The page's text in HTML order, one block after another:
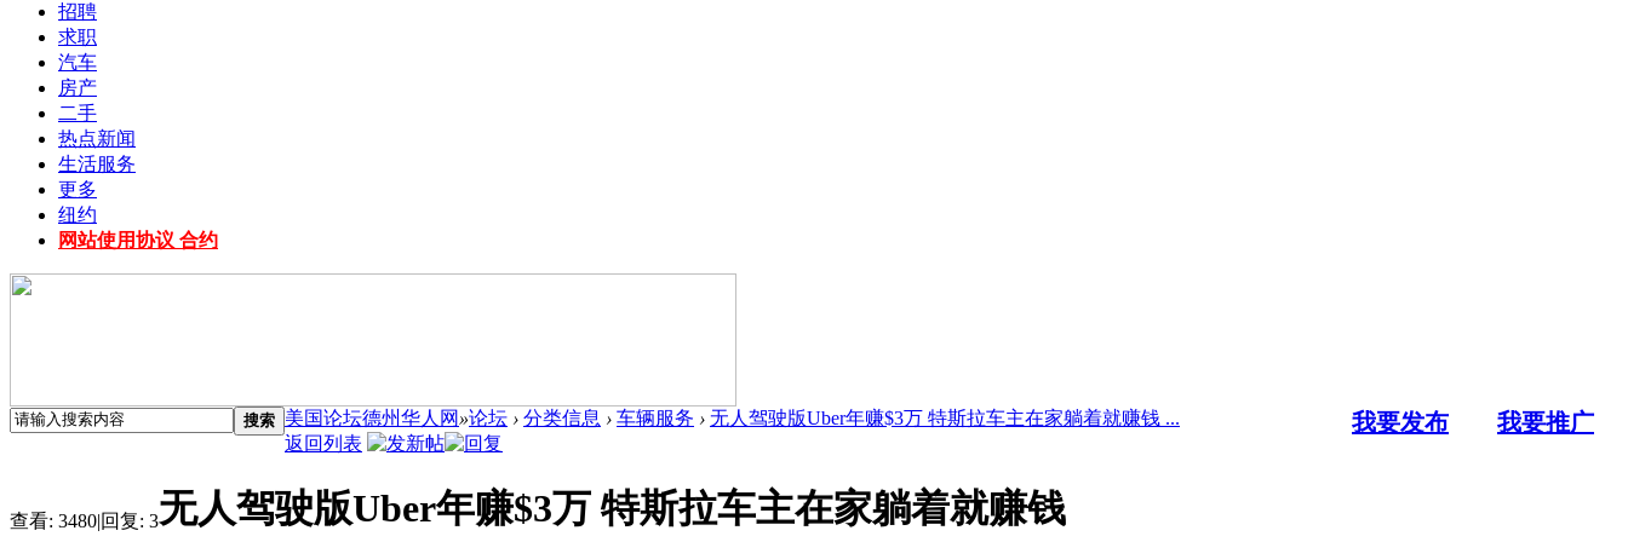
招聘
求职
汽车
房产
二手
热点新闻
生活服务
更多
纽约
网站使用协议 合约
搜索 我要发布 我要推广
美国论坛德州华人网 »论坛 › 分类信息 › 车辆服务 › 无人驾驶版Uber年赚$3万 特斯拉车主在家躺着就赚钱 ...
返回列表
查看: 3480|回复: 3无人驾驶版Uber年赚$3万 特斯拉车主在家躺着就赚钱